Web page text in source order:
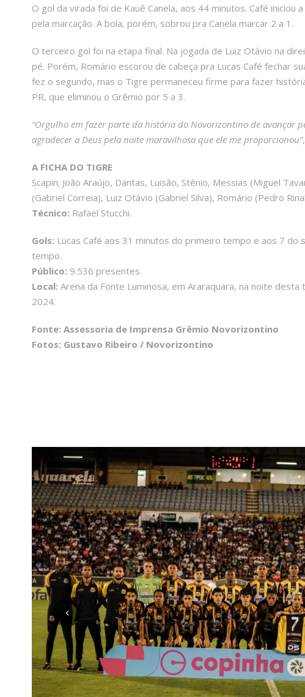
O gol da virada foi de Kauê Canela, aos 44 minutos. Café
pela marcação. A bola, porém, sobrou pra Canela marcar 2 a 1.
O terceiro gol foi na etapa final. Na jogada de Luiz Otávio na
pé. Porém, Romário escorou de cabeça pra Lucas Café fechar
fez o segundo, mas o Tigre permaneceu firme para fazer
PR, que eliminou o Grêmio por 5 a 3.
“Orgulho em fazer parte da história do Novorizontino de avançar
agradecer a Deus pela noite maravilhosa que ele me proporcionou”
A FICHA DO TIGRE
Scapin; João Araújo, Dantas, Luisão, Stênio, Messias (Miguel
(Gabriel Correia), Luiz Otávio (Gabriel Silva), Romário (Pedro
Técnico: Rafael Stucchi.
Gols: Lucas Café aos 31 minutos do primeiro tempo e aos 7 do
tempo.
Público: 9.536 presentes.
Local: Arena da Fonte Luminosa, em Araraquara, na noite
2024.
Fonte: Assessoria de Imprensa Grêmio Novorizontino
Fotos: Gustavo Ribeiro / Novorizontino